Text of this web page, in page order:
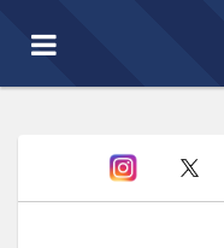
Toggle
navigation